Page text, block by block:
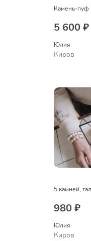
Камень-пуф
5 600 ₽
Юлия
Киров
5 камней,
980 ₽
Юлия
Киров